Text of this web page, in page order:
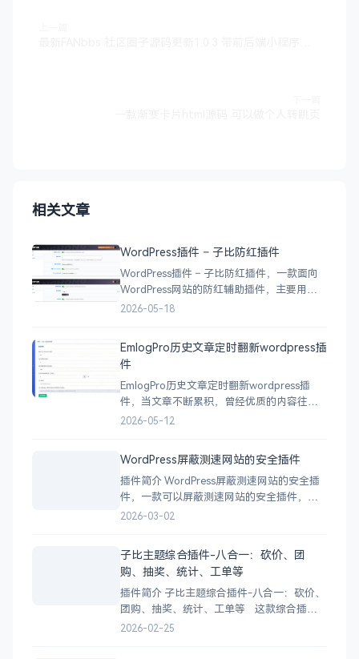
相关文章
WordPress插件 – 子比防红插件
WordPress插件 – 子比防红插件，一款面向
WordPress网站的防红辅助插件，主要用于
在微信、QQ、抖音等平台访问网站链接时，
址
2026-05-18
EmlogPro历史文章定时翻新wordpress插
件
EmlogPro历史文章定时翻新wordpress插
件，当文章不断累积，曾经优质的内容往往
会被时间掩盖，旧文章逐渐失去曝光，搜索
后，系统可每日自动对历史文章进行更新与
翻新，让优质内容重新获得展示机会，持续
为站点带来稳定流量。
2026-05-12
WordPress屏蔽测速网站的安全插件
插件简介 WordPress屏蔽测速网站的安全插
件，一款可以屏蔽测速网站的安全插件，可
以去屏蔽测速网站的一款插件，这款插件还
下载地址
2026-03-02
子比主题综合插件-八合一：砍价、团
购、抽奖、统计、工单等
插件简介 子比主题综合插件-八合一：砍价、
团购、抽奖、统计、工单等 这款综合插件
并非简单的功能堆砌，而是针对子比主题的
2026-02-25